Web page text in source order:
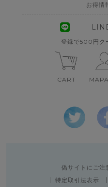
お得情
登録で500円ク
CART
偽サイトにご注
特定取引法表示